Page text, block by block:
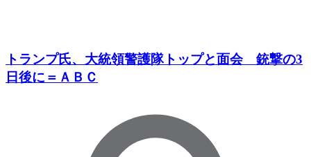
トランプ氏、大統領警護隊トップと面会 銃撃の3
日後に＝ＡＢＣ